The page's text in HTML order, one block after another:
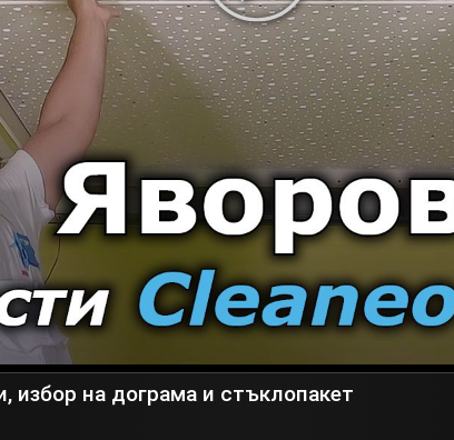
избор на дограма и стъклопакет